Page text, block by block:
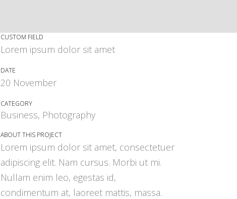
CUSTOM FIELD
Lorem ipsum dolor sit amet
DATE
20 November
CATEGORY
Business, Photography
ABOUT THIS PROJECT
Lorem ipsum dolor sit amet, consectetuer
adipiscing elit. Nam cursus. Morbi ut mi.
Nullam enim leo, egestas id,
condimentum at, laoreet mattis, massa.